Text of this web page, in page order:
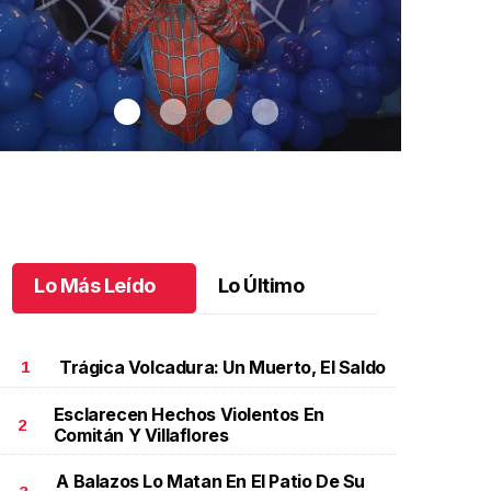
Santiago cumplió 3 años .Santiago cumplió 3 años
Lo Más Leído Lo Último
1 Trágica Volcadura: Un Muerto, El Saldo
2
Esclarecen Hechos Violentos En
Comitán Y Villaflores
A Balazos Lo Matan En El Patio De Su